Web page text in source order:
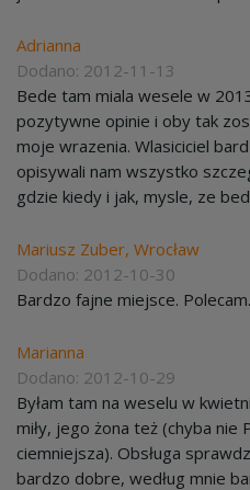
Adrianna
Dodano: 2012-11-13
Bede tam miala wesele w
pozytywne opinie i oby tak
moje wrazenia. Wlasiciciel
opisywali nam wszystko
gdzie kiedy i jak, mysle, ze
Mariusz Zuber, Wrocław
Dodano: 2012-10-30
Bardzo fajne miejsce. Polecam.
Marianna
Dodano: 2012-10-29
Byłam tam na weselu w
miły, jego żona też (chyba nie
ciemniejsza). Obsługa
bardzo dobre, według mnie